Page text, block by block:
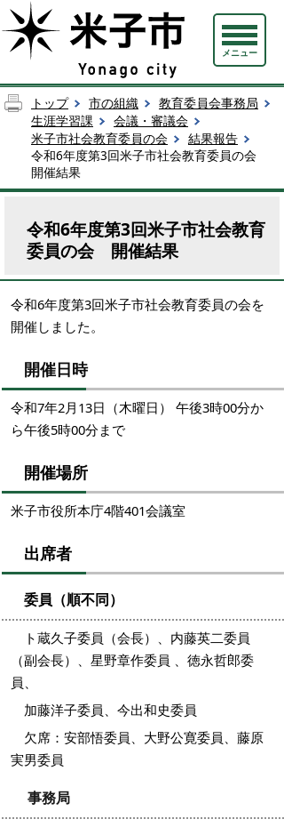
メニュー
トップ 市の組織
教育委員会事務局
生涯学習課
会議・審議会
米子市社会教育委員の会
結果報告
令和6年度第3回米子市社会教育委員の会
開催結果
令和6年度第3回米子市社会教育
委員の会 開催結果
令和6年度第3回米子市社会教育委員の会を
開催しました。
開催日時
令和7年2月13日（木曜日） 午後3時00分か
ら午後5時00分まで
開催場所
米子市役所本庁4階401会議室
出席者
委員（順不同）
ト蔵久子委員（会長）、内藤英二委員
（副会長）、星野章作委員 、徳永哲郎委
員、
加藤洋子委員、今出和史委員
欠席：安部悟委員、大野公寛委員、藤原
実男委員
事務局